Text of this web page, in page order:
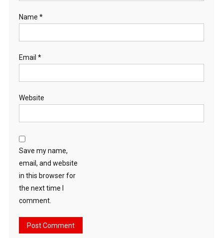
Name *
Email *
Website
Save my name,
email, and website
in this browser for
the next time I
comment.